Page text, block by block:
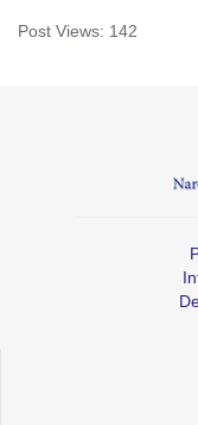
Post Views: 142